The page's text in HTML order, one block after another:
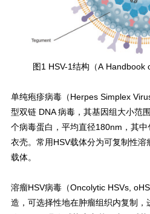
图1 HSV-1结构（A Handbook
单纯疱疹病毒（Herpes Simplex
型双链 DNA 病毒，其基因组大小范
个病毒蛋白，平均直径180nm，其
衣壳。常用HSV载体分为可复制性
载体。
溶瘤HSV病毒（Oncolytic HSVs,
造，可选择性地在肿瘤组织内复制，